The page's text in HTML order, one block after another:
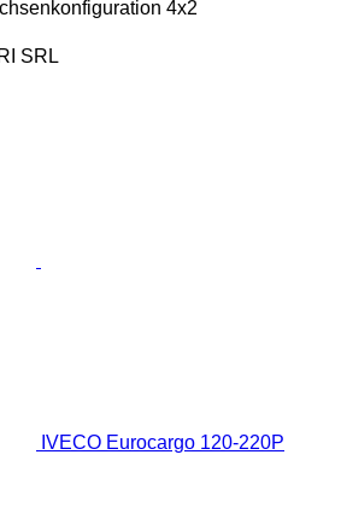
4x2
SRL
IVECO Eurocargo 120-220P